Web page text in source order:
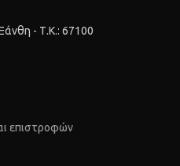
- Τ.Κ.: 67100
επιστροφών